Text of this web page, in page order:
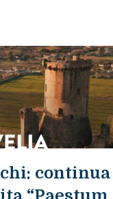
continua